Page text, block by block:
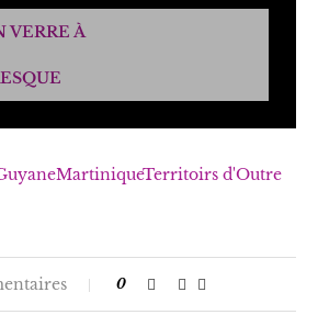
VERRE À
MartiniqueTerritoirs d'Outre
0